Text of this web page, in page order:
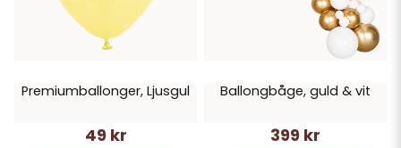
Premiumballonger, Ljusgul
49 kr
Ballongbåge, guld & vit
399 kr